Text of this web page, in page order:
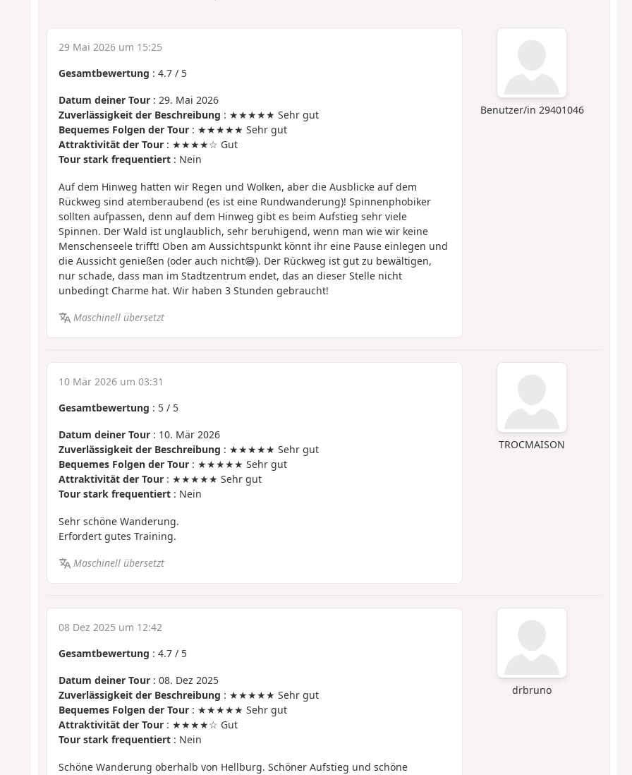
Benutzer/in 29401046
29 Mai 2026 um 15:25
Gesamtbewertung : 4.7/ 5
Datum deiner Tour: 29. Mai 2026
Zuverlässigkeit der Beschreibung : ★★★★★ Sehr gut
Bequemes Folgen der Tour: ★★★★★ Sehr gut
Attraktivität der Tour: ★★★★☆ Gut
Tour stark frequentiert: Nein
Auf dem Hinweg hatten wir Regen und Wolken, aber die Ausblicke auf dem
Rückweg sind atemberaubend (es ist eine Rundwanderung)! Spinnenphobiker
sollten aufpassen, denn auf dem Hinweg gibt es beim Aufstieg sehr viele
Spinnen. Der Wald ist unglaublich, sehr beruhigend, wenn man wie wir keine
Menschenseele trifft! Oben am Aussichtspunkt könnt ihr eine Pause einlegen und
die Aussicht genießen (oder auch nicht😅). Der Rückweg ist gut zu bewältigen,
nur schade, dass man im Stadtzentrum endet, das an dieser Stelle nicht
unbedingt Charme hat. Wir haben 3 Stunden gebraucht!
Maschinell übersetzt
TROCMAISON
10 Mär 2026 um 03:31
Gesamtbewertung : 5/ 5
Datum deiner Tour: 10. Mär 2026
Zuverlässigkeit der Beschreibung : ★★★★★ Sehr gut
Bequemes Folgen der Tour: ★★★★★ Sehr gut
Attraktivität der Tour: ★★★★★ Sehr gut
Tour stark frequentiert: Nein
Sehr schöne Wanderung.
Erfordert gutes Training.
Maschinell übersetzt
drbruno
08 Dez 2025 um 12:42
Gesamtbewertung : 4.7/ 5
Datum deiner Tour: 08. Dez 2025
Zuverlässigkeit der Beschreibung : ★★★★★ Sehr gut
Bequemes Folgen der Tour: ★★★★★ Sehr gut
Attraktivität der Tour: ★★★★☆ Gut
Tour stark frequentiert: Nein
Schöne Wanderung oberhalb von Hellburg. Schöner Aufstieg und schöne